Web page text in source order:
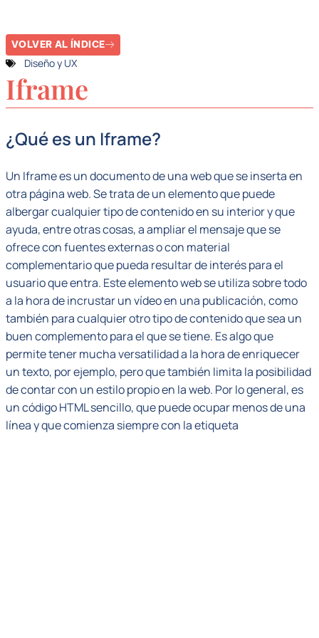
VOLVER AL ÍNDICE
Diseño y UX
Iframe
¿Qué es un Iframe?
Un Iframe es un documento de una web que se inserta en
otra página web. Se trata de un elemento que puede
albergar cualquier tipo de contenido en su interior y que
ayuda, entre otras cosas, a ampliar el mensaje que se
ofrece con fuentes externas o con material
complementario que pueda resultar de interés para el
usuario que entra. Este elemento web se utiliza sobre todo
a la hora de incrustar un vídeo en una publicación, como
también para cualquier otro tipo de contenido que sea un
buen complemento para el que se tiene. Es algo que
permite tener mucha versatilidad a la hora de enriquecer
un texto, por ejemplo, pero que también limita la posibilidad
de contar con un estilo propio en la web. Por lo general, es
un código HTML sencillo, que puede ocupar menos de una
línea y que comienza siempre con la etiqueta